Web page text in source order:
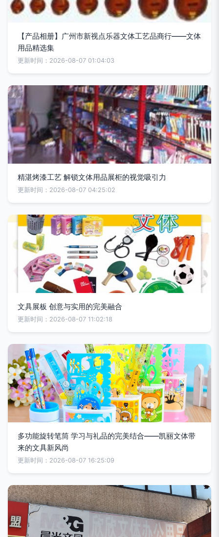
【产品相册】广州市新视点乐器文体工艺品商行——文体
用品精选集
更新时间：2026-08-07 01:04:03
精湛烤漆工艺 解锁文体用品展柜的视觉吸引力
更新时间：2026-08-07 04:25:02
文具展板 创意与实用的完美融合
更新时间：2026-08-07 11:02:18
多功能旋转笔筒 学习与礼品的完美结合——凯丽文体带
来的文具新风尚
更新时间：2026-08-07 16:25:09